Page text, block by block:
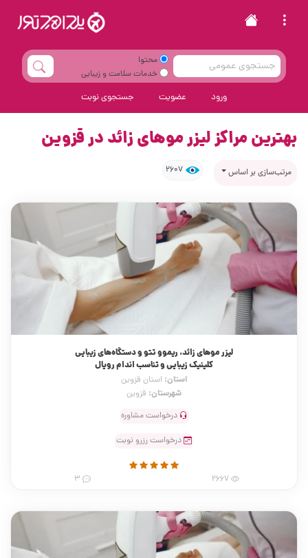
محتوا
خدمات سلامت و زیبایی
ورود عضویت جستجوی نوبت
بهترین مراکز لیزر موهای زائد در قزوین
مرتب‌سازی بر اساس 2607
لیزر موهای زائد، ریموو تتو و دستگاه‌های زیبایی
کلینیک زیبایی و تناسب اندام رویال
استان: استان قزوین
شهرستان: قزوین
درخواست مشاوره
درخواست رزرو نوبت